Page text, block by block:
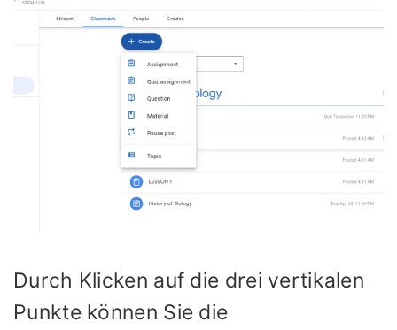
Durch Klicken auf die drei vertikalen
Punkte können Sie die